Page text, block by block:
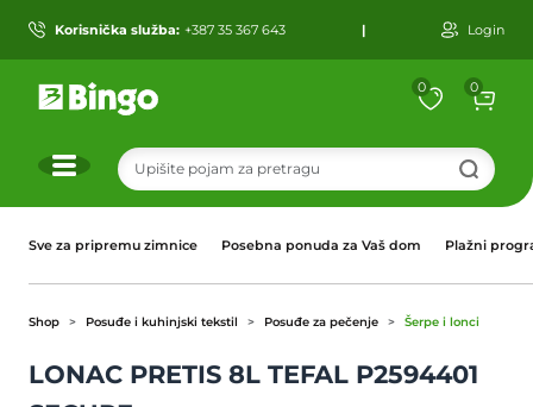
Korisnička služba: +387 35 367 643 | Login
0 0
Sve za pripremu zimnice Posebna ponuda za Vaš dom Plažni
Shop Posuđe i kuhinjski tekstil Posuđe za pečenje Šerpe i lonci
LONAC PRETIS 8L TEFAL P2594401